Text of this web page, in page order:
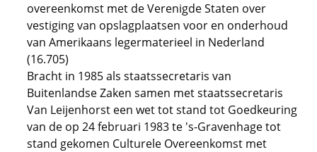
overeenkomst met de Verenigde Staten over
vestiging van opslagplaatsen voor en onderhoud
van Amerikaans legermaterieel in Nederland
(16.705)
Bracht in 1985 als staatssecretaris van
Buitenlandse Zaken samen met staatssecretaris
Van Leijenhorst een wet tot stand tot Goedkeuring
van de op 24 februari 1983 te 's-Gravenhage tot
stand gekomen Culturele Overeenkomst met